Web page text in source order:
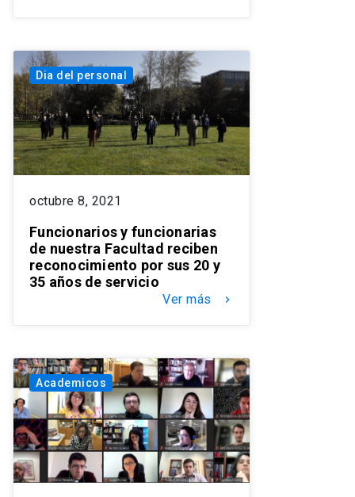
Dia del personal
octubre 8, 2021
Funcionarios y funcionarias
de nuestra Facultad reciben
reconocimiento por sus 20 y
35 años de servicio
Ver más keyboard_arrow_right
Academicos